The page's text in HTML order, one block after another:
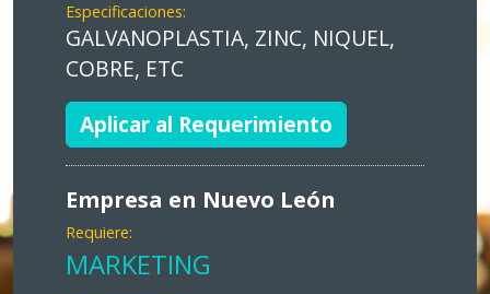
Especificaciones:
GALVANOPLASTIA, ZINC, NIQUEL,
COBRE, ETC
Aplicar al Requerimiento
Empresa en Nuevo León
Requiere:
MARKETING